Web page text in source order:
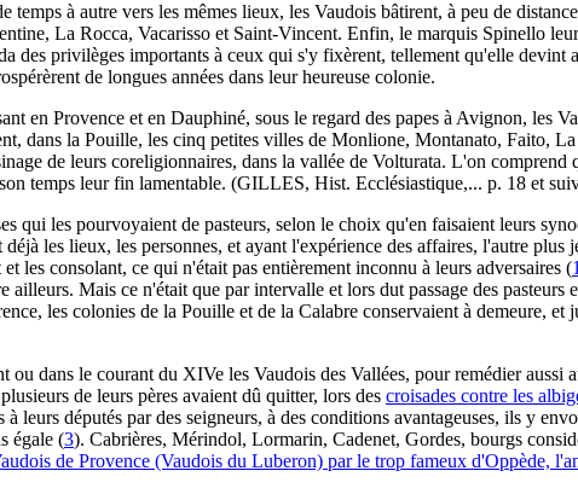
à autre vers les mêmes lieux, les Vaudois bâtirent, à peu de
La Rocca, Vacarisso et Saint-Vincent. Enfin, le marquis Spinello
des privilèges importants à ceux qui s'y fixèrent, tellement qu'elle devint
de longues années dans leur heureuse colonie.
en Provence et en Dauphiné, sous le regard des papes à Avignon, les
dans la Pouille, les cinq petites villes de Monlione, Montanato, Faito,
de leurs coreligionnaires, dans la vallée de Volturata. L'on comprend
temps leur fin lamentable. (GILLES, Hist. Ecclésiastique,... p. 18 et
qui les pourvoyaient de pasteurs, selon le choix qu'en faisaient leurs
les lieux, les personnes, et ayant l'expérience des affaires, l'autre
les consolant, ce qui n'était pas entièrement inconnu à leurs adversaires (1
ailleurs. Mais ce n'était que par intervalle et lors dut passage des
les colonies de la Pouille et de la Calabre conservaient à demeure, et
dans le courant du XIVe les Vaudois des Vallées, pour remédier aussi
de leurs pères avaient dû quitter, lors des croisades contre les
leurs députés par des seigneurs, à des conditions avantageuses, ils y
égale (3). Cabrières, Mérindol, Lormarin, Cadenet, Gordes, bourgs
de Provence (Vaudois du Luberon) par le trop fameux d'Oppède,